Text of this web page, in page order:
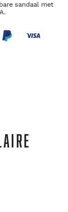
sandaal met